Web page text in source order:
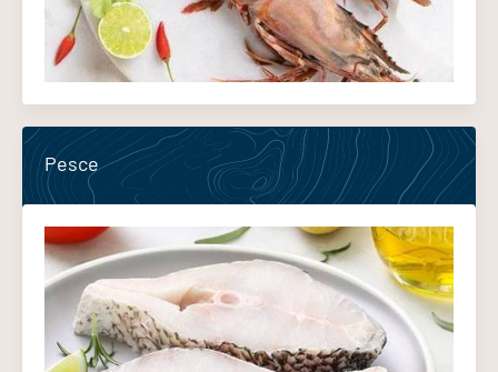
Pesce